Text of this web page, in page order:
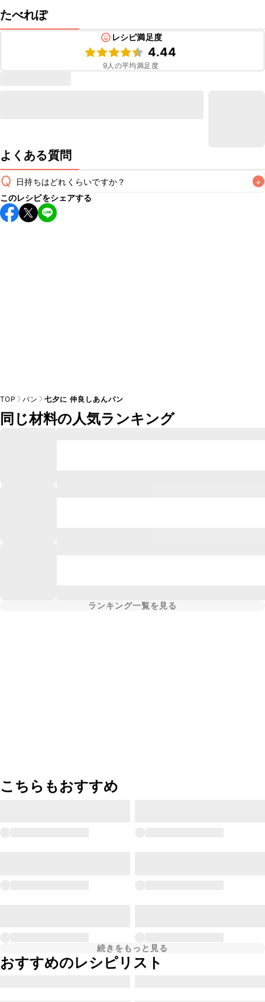
たべれぽ
レシピ満足度
4.44
9人の平均満足度
よくある質問
Q 日持ちはどれくらいですか？ +
保存期間は常温で翌日中が目安です。なるべくお早めにお召
し上がりください。
このレシピをシェアする
TOP パン 七夕に 仲良しあんパン
同じ材料の人気ランキング
ランキング一覧を見る
こちらもおすすめ
続きをもっと見る
おすすめのレシピリスト